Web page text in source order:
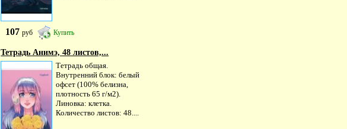
107руб Купить
Тетрадь Анимэ, 48 листов,...
Тетрадь общая.
Внутренний блок: белый
офсет (100% белизна,
плотность 65 г/м2).
Линовка: клетка.
Количество листов: 48....